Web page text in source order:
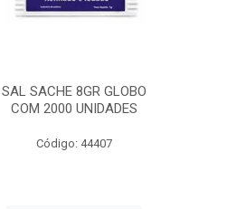
SAL SACHE 8GR GLOBO
COM 2000 UNIDADES
Código: 44407